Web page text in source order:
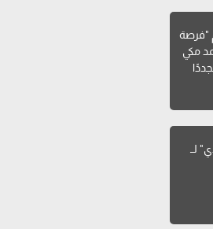
"فرصة
مكي
لــ